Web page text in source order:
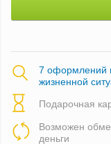
7 оформлений
жизненной
Подарочная
Возможен
деньги